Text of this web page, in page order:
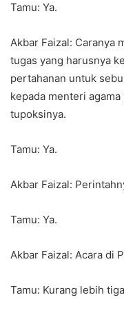
Tamu: Ya.
Akbar Faizal: Caranya
tugas yang harusnya
pertahanan untuk
kepada menteri agama
tupoksinya.
Tamu: Ya.
Akbar Faizal:
Tamu: Ya.
Akbar Faizal: Acara di
Tamu: Kurang lebih